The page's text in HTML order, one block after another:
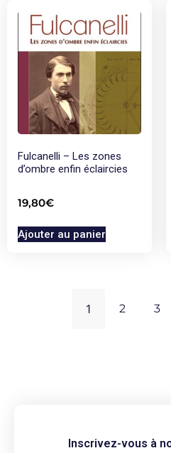
Fulcanelli – Les zones
d’ombre enfin éclaircies
19,80€
Ajouter au panier
1 2 3
Inscrivez-vous à